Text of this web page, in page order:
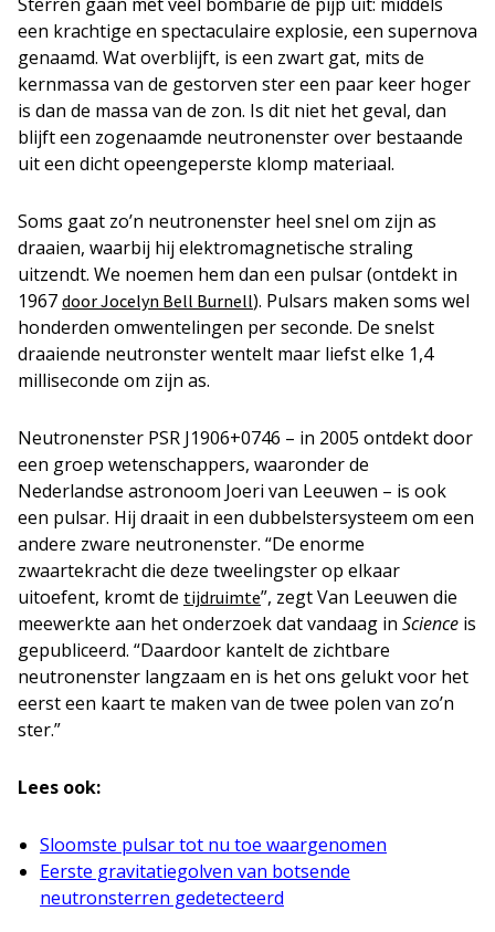
een krachtige en spectaculaire explosie, een supernova
genaamd. Wat overblijft, is een zwart gat, mits de
kernmassa van de gestorven ster een paar keer hoger
is dan de massa van de zon. Is dit niet het geval, dan
blijft een zogenaamde neutronenster over bestaande
uit een dicht opeengeperste klomp materiaal.
Soms gaat zo’n neutronenster heel snel om zijn as
draaien, waarbij hij elektromagnetische straling
uitzendt. We noemen hem dan een pulsar (ontdekt in
1967 door Jocelyn Bell Burnell). Pulsars maken soms wel
honderden omwentelingen per seconde. De snelst
draaiende neutronster wentelt maar liefst elke 1,4
milliseconde om zijn as.
Neutronenster PSR J1906+0746 – in 2005 ontdekt door
een groep wetenschappers, waaronder de
Nederlandse astronoom Joeri van Leeuwen – is ook
een pulsar. Hij draait in een dubbelstersysteem om een
andere zware neutronenster. “De enorme
zwaartekracht die deze tweelingster op elkaar
uitoefent, kromt de tijdruimte”, zegt Van Leeuwen die
meewerkte aan het onderzoek dat vandaag in Science is
gepubliceerd. “Daardoor kantelt de zichtbare
neutronenster langzaam en is het ons gelukt voor het
eerst een kaart te maken van de twee polen van zo’n
ster.”
Lees ook:
Sloomste pulsar tot nu toe waargenomen
Eerste gravitatiegolven van botsende
neutronsterren gedetecteerd